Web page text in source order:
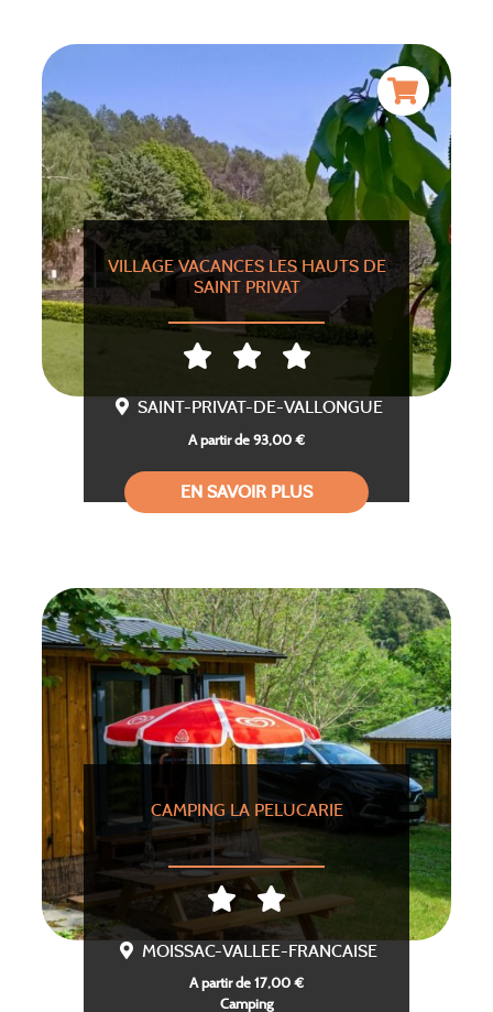
VILLAGE VACANCES LES HAUTS DE
SAINT PRIVAT
SAINT-PRIVAT-DE-VALLONGUE
A partir de 93,00 €
EN SAVOIR PLUS
CAMPING LA PELUCARIE
MOISSAC-VALLEE-FRANCAISE
A partir de 17,00 €
Camping